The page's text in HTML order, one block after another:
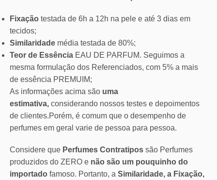
Fixação testada de 6h a 12h na pele e até 3 dias em
tecidos;
Similaridade média testada de 80%;
Teor de Essência EAU DE PARFUM. Seguimos a
mesma formulação dos Referenciados, com 5% a mais
de essência PREMUIM;
As informações acima são uma
estimativa, considerando nossos testes e depoimentos
de clientes.Porém, é comum que o desempenho de
perfumes em geral varie de pessoa para pessoa.
Considere que Perfumes Contratipos são Perfumes
produzidos do ZERO e não são um pouquinho do
importado famoso. Portanto, a Similaridade, a Fixação,